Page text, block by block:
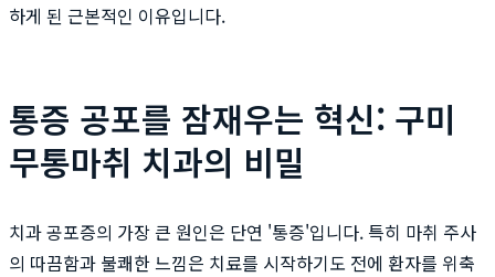
하게 된 근본적인 이유입니다.
통증 공포를 잠재우는 혁신: 구미
무통마취 치과의 비밀
치과 공포증의 가장 큰 원인은 단연 '통증'입니다. 특히 마취 주사
의 따끔함과 불쾌한 느낌은 치료를 시작하기도 전에 환자를 위축